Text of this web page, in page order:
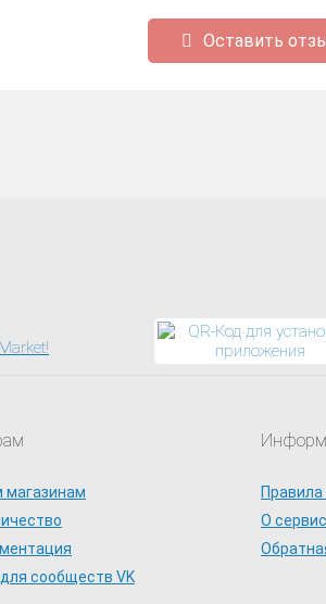
Оставить
магазинам
сообществ VK
Правила
О